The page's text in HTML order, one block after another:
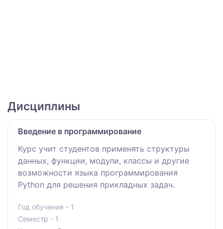
Дисциплины
Введение в программирование
Курс учит студентов применять структуры
данных, функции, модули, классы и другие
возможности языка программирования
Python для решения прикладных задач.
Год обучения - 1
Семестр - 1